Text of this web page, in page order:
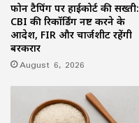
फोन टैपिंग पर हाईकोर्ट की सख्ती:
CBI की रिकॉर्डिंग नष्ट करने के
आदेश, FIR और चार्जशीट रहेंगी
बरकरार
August 6, 2026